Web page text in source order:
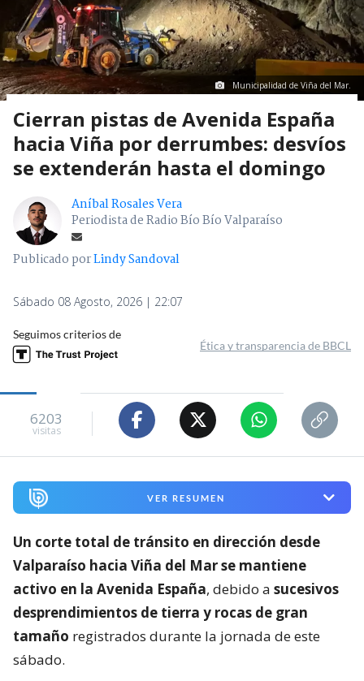
Municipalidad de Viña del Mar.
Cierran pistas de Avenida España
hacia Viña por derrumbes: desvíos
se extenderán hasta el domingo
Aníbal Rosales Vera
Periodista de Radio Bío Bío Valparaíso
Publicado porLindy Sandoval
Sábado 08 Agosto, 2026 | 22:07
Seguimos criterios de
Ética y transparencia de BBCL
6203
visitas
VER RESUMEN
Un corte total de tránsito en dirección desde
Valparaíso hacia Viña del Mar se mantiene
activo en la Avenida España, debido a sucesivos
desprendimientos de tierra y rocas de gran
tamaño registrados durante la jornada de este
sábado.